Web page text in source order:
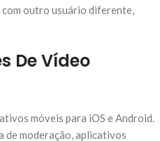
com outro usuário diferente,
De Vídeo
móveis para iOS e Android.
de moderação, aplicativos